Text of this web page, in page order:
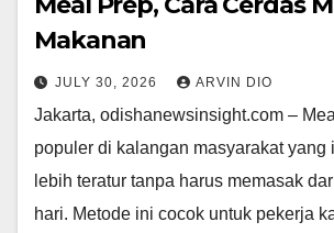
Makanan
JULY 30, 2026 ARVIN DIO
Jakarta, odishanewsinsight.com –
populer di kalangan masyarakat yang
lebih teratur tanpa harus memasak
hari. Metode ini cocok untuk pekerja